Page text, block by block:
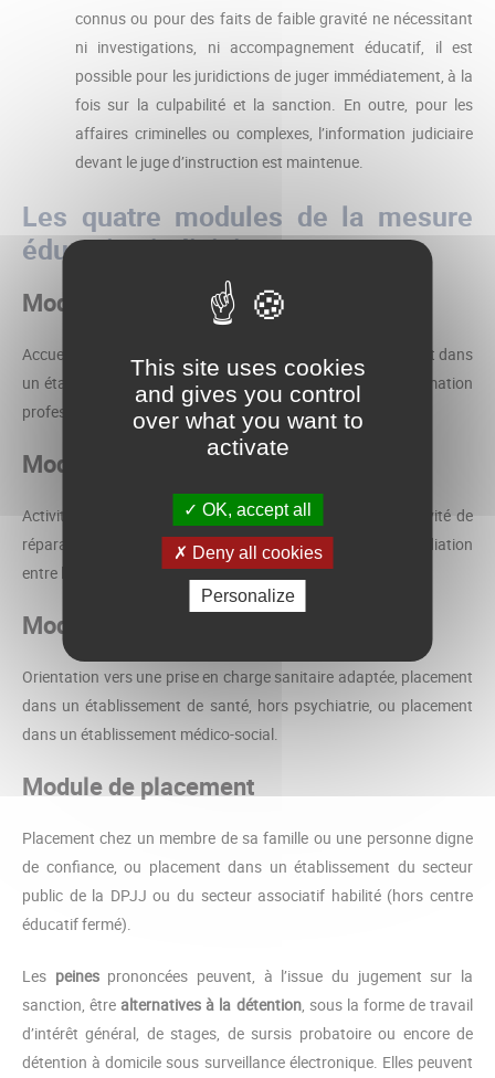
connus ou pour des faits de faible gravité ne nécessitant
ni investigations, ni accompagnement éducatif, il est
possible pour les juridictions de juger immédiatement, à la
fois sur la culpabilité et la sanction. En outre, pour les
affaires criminelles ou complexes, l’information judiciaire
devant le juge d’instruction est maintenue.
Les quatre modules de la mesure
éducative judiciaire :
Module d’insertion
Accueil de jour, placement en internat scolaire, ou placement dans
un établissement public ou privé d’enseignement ou de formation
professionnelle habilité.
Module de réparation
Activité de réparation directe (à l’égard de la victime), activité de
réparation indirecte (dans l’intérêt de la collectivité) ou médiation
entre le jeune et la victime de l’infraction.
Module de santé
Orientation vers une prise en charge sanitaire adaptée, placement
dans un établissement de santé, hors psychiatrie, ou placement
dans un établissement médico-social.
Module de placement
Placement chez un membre de sa famille ou une personne digne
de confiance, ou placement dans un établissement du secteur
public de la DPJJ ou du secteur associatif habilité (hors centre
éducatif fermé).
Les peinesprononcées peuvent, à l’issue du jugement sur la
sanction, êtrealternatives à la détention, sous la forme de travail
d’intérêt général, de stages, de sursis probatoire ou encore de
détention à domicile sous surveillance électronique. Elles peuvent
This site uses cookies
and gives you control
over what you want to
activate
OK, accept all
Deny all cookies
Personalize